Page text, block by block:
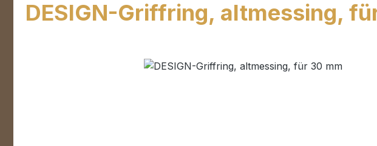
DESIGN-Griffring, altmessing,